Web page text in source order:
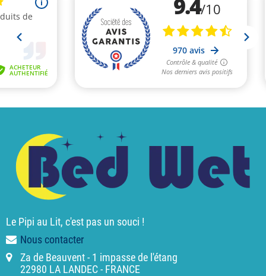
Le Pipi au Lit, c'est pas un souci !
Nous contacter
Za de Beauvent - 1 impasse de l'étang
22980 LA LANDEC - FRANCE